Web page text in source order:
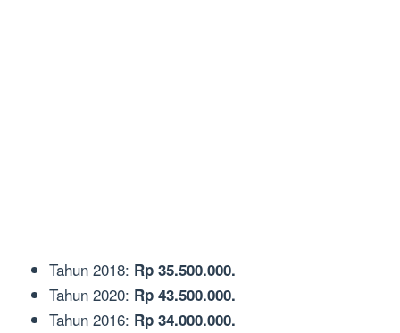
Tahun 2018: Rp 35.500.000.
Tahun 2020: Rp 43.500.000.
Tahun 2016: Rp 34.000.000.